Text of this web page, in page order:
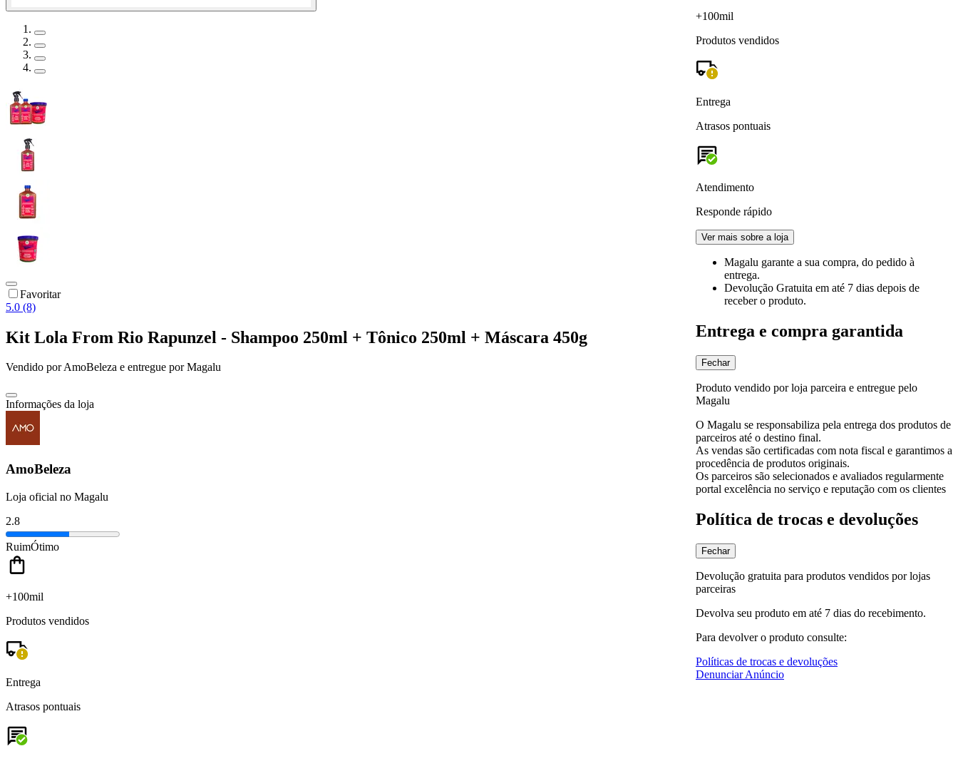
Favoritar
5.0 (8)
Kit Lola From Rio Rapunzel - Shampoo 250ml + Tônico 250ml + Máscara 450g
Vendido porAmoBeleza e entregue por Magalu
Informações da loja
AmoBeleza
Loja oficial no Magalu
2.8
RuimÓtimo
+100mil
Produtos vendidos
Entrega
Atrasos pontuais
+100mil
Produtos vendidos
Entrega
Atrasos pontuais
Atendimento
Responde rápido
Ver mais sobre a loja
Magalu garante a sua compra, do pedido à
entrega.
Devolução Gratuita em até 7 dias depois de
receber o produto.
Entrega e compra garantida
Fechar
Produto vendido por loja parceira e entregue pelo
Magalu
O Magalu se responsabiliza pela entrega dos produtos de
parceiros até o destino final.
As vendas são certificadas com nota fiscal e garantimos a
procedência de produtos originais.
Os parceiros são selecionados e avaliados regularmente
portal excelência no serviço e reputação com os clientes
Política de trocas e devoluções
Fechar
Devolução gratuita para produtos vendidos por lojas
parceiras
Devolva seu produto em até 7 dias do recebimento.
Para devolver o produto consulte:
Políticas de trocas e devoluções
Denunciar Anúncio